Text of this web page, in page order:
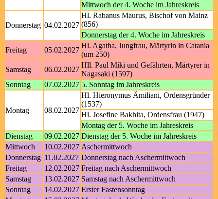
Mittwoch der 4. Woche im Jahreskreis
Donnerstag 04.02.2027
Hl. Rabanus Maurus, Bischof von Mainz
(856)
Donnerstag der 4. Woche im Jahreskreis
Freitag
05.02.2027
Hl. Agatha, Jungfrau, Märtyrin in Catania
(um 250)
Samstag
06.02.2027
Hll. Paul Miki und Gefährten, Märtyrer in
Nagasaki (1597)
Sonntag
07.02.2027 5. Sonntag im Jahreskreis
Montag 08.02.2027
Hl. Hieronymus Ämiliani, Ordensgründer
(1537)
Hl. Josefine Bakhita, Ordensfrau (1947)
Montag der 5. Woche im Jahreskreis
Dienstag
09.02.2027 Dienstag der 5. Woche im Jahreskreis
Mittwoch
10.02.2027 Aschermittwoch
Donnerstag 11.02.2027 Donnerstag nach Aschermittwoch
Freitag
12.02.2027 Freitag nach Aschermittwoch
Samstag
13.02.2027 Samstag nach Aschermittwoch
Sonntag
14.02.2027 Erster Fastensonntag